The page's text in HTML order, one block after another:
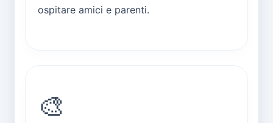
ospitare amici e parenti.
🎨